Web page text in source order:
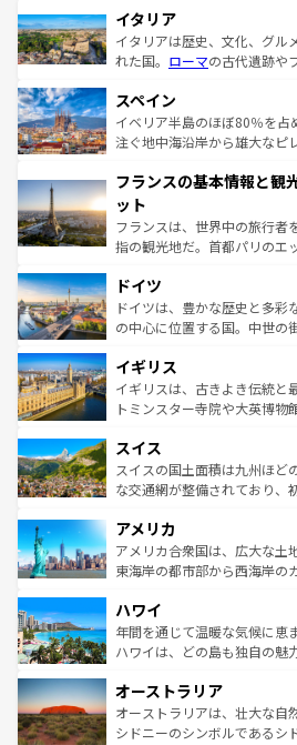
イタリア
イタリアは歴史、文化、グル
れた国。 ローマの古代遺跡や
ろん、トスカーナの美しい田
景など、自然景観も見逃せな
ピザやパスタなど、絶品のイ
ませてくれるイタリアで、忘
なお、新着のイタリア情報は
しい。
スペイン
イベリア半島のほぼ80％を占
注ぐ地中海沿岸から雄大なピ
文化が根付くこの国では、情
れる闘牛、そして美味しいタ
る。首都マドリードの洗練さ
アートに溢れた街角から、地
せる。地方によって風土や気
性で
ンテンツ一覧を参照してほし
フランスの基本情報と観
ット
フランスは、世界中の旅行者
指の観光地だ。首都パリのエ
で、幅広い魅力が詰まってい
聖堂、美しいビーチ、そして
から魅了する。また、フラン
いる。シャンパンの発祥地で
香り高いラベンダー畑など、
らに、パリ以外の地域にも魅
れる地方に足を運ぶとそれぞ
きるだろう。 なお、新
を参照してほしい。
ドイツ
ドイツは、豊かな歴史と多彩
の中心に位置する国。中世の
顔を持つこの国は、どこを歩
ルリンの文化的活気、バイエ
してライン川沿いのワイン畑
は、お酒好きな人にはぜひ体験してほ
ドイツ情報はコンテンツ一覧
イギリス
イギリスは、古きよき伝統と
トミンスター寺院や大英博物
リアごとに異なる魅力がある
ティー、ビール好きにはたま
戦など、本場だからこそでき
ンツ一覧を参照してほしい。
スイス
スイスの国土面積は九州ほど
な交通網が整備されており、
の建物がそのまま残る町や、
博物館もあり、アルプス観光
ことができる。国民の所得が
ば市内交通費無料で観光を楽しむこ
着のスイス情報はコンテンツ
アメリカ
アメリカ合衆国は、広大な土
東海岸の都市部から西海岸の
のような巨大都市は、観光、
ンメントが詰まった刺激的な
西部には大自然が広がり、グ
部のニューオーリンズでは、
文化が魅力。旅行者はアメリ
しみながら、その多様性と豊
ハワイ
年間を通じて温暖な気候に恵
ハワイは、どの島も独自の魅
ワイ島は見逃せない。また、
島だが、静かな自然を求める
おすすめ。エメラルドグリー
オーストラリア
オーストラリアは、壮大な自
シドニーのシンボルであるシ